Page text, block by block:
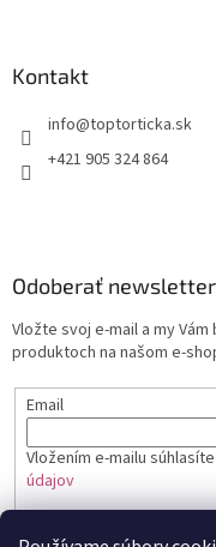
Kontakt
+421 905 324 864
Odoberať newsletter
Vložte svoj e-mail a my
produktoch na našom e-
Email
Vložením e-mailu
údajov
PRIHLÁSIŤ SA